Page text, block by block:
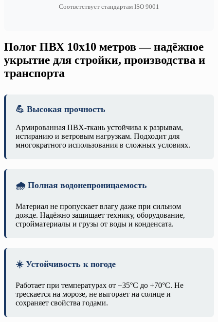
Соответствует стандартам ISO 9001
Полог ПВХ 10х10 метров — надёжное
укрытие для стройки, производства и
транспорта
💪 Высокая прочность
Армированная ПВХ-ткань устойчива к разрывам,
истиранию и ветровым нагрузкам. Подходит для
многократного использования в сложных условиях.
🌧️ Полная водонепроницаемость
Материал не пропускает влагу даже при сильном
дожде. Надёжно защищает технику, оборудование,
стройматериалы и грузы от воды и конденсата.
☀️ Устойчивость к погоде
Работает при температурах от −35°C до +70°C. Не
трескается на морозе, не выгорает на солнце и
сохраняет свойства годами.